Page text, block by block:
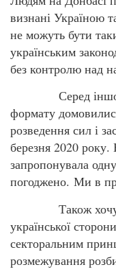
визнані Україною
не можуть бути
українським
без контролю над
Серед іншого,
формату
розведення сил і
березня 2020 року.
запропонувала
погоджено. Ми в
Також хочу
української
секторальним
розмежування